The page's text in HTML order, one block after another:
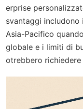
erprise
svantaggi
Asia-Pacifico
globale e i limiti di
otrebbero